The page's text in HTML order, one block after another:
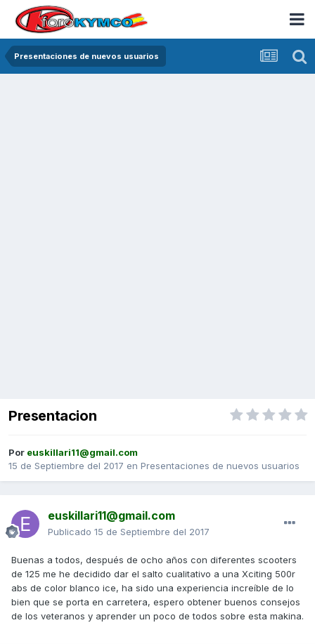
Presentaciones de nuevos usuarios
Presentacion
Por euskillari11@gmail.com
15 de Septiembre del 2017 en Presentaciones de nuevos usuarios
euskillari11@gmail.com
Publicado 15 de Septiembre del 2017
Buenas a todos, después de ocho años con diferentes scooters
de 125 me he decidido dar el salto cualitativo a una Xciting 500r
abs de color blanco ice, ha sido una experiencia increíble de lo
bien que se porta en carretera, espero obtener buenos consejos
de los veteranos y aprender un poco de todos sobre esta makina.